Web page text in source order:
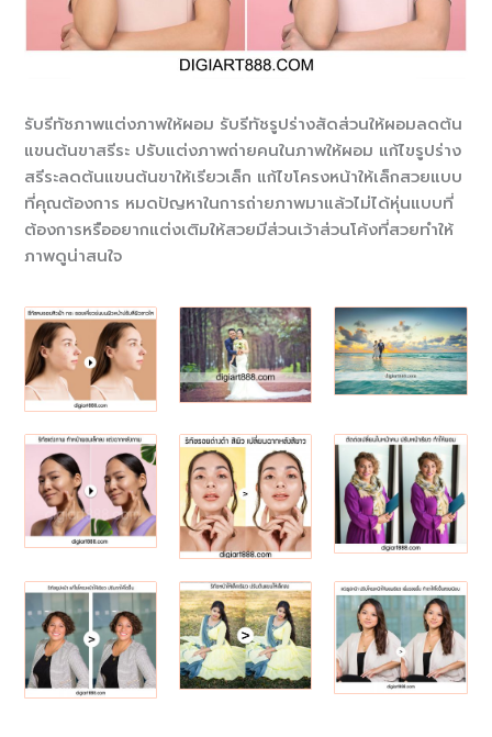
รับรีทัชภาพแต่งภาพให้ผอม รับรีทัชรูปร่างสัดส่วนให้ผอมลดต้น
แขนต้นขาสรีระ ปรับแต่งภาพถ่ายคนในภาพให้ผอม แก้ไขรูปร่าง
สรีระลดต้นแขนต้นขาให้เรียวเล็ก แก้ไขโครงหน้าให้เล็กสวยแบบ
ที่คุณต้องการ หมดปัญหาในการถ่ายภาพมาแล้วไม่ได้หุ่นแบบที่
ต้องการหรืออยากแต่งเติมให้สวยมีส่วนเว้าส่วนโค้งที่สวยทำให้
ภาพดูน่าสนใจ